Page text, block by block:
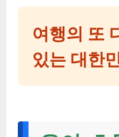
여행의 또
있는 대한